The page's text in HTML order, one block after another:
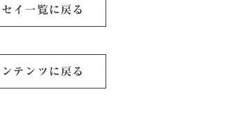
イ一覧に戻る
テンツに戻る